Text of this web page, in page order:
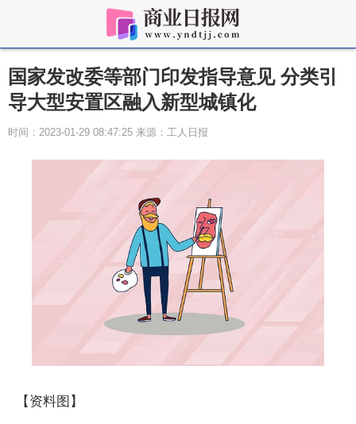
国家发改委等部门印发指导意见 分类引
导大型安置区融入新型城镇化
时间：2023-01-29 08:47:25 来源：工人日报
【资料图】